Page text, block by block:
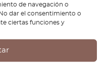
de navegación o
dar el consentimiento o
ciertas funciones y
Mercedes W208 Elevación
A2086890580